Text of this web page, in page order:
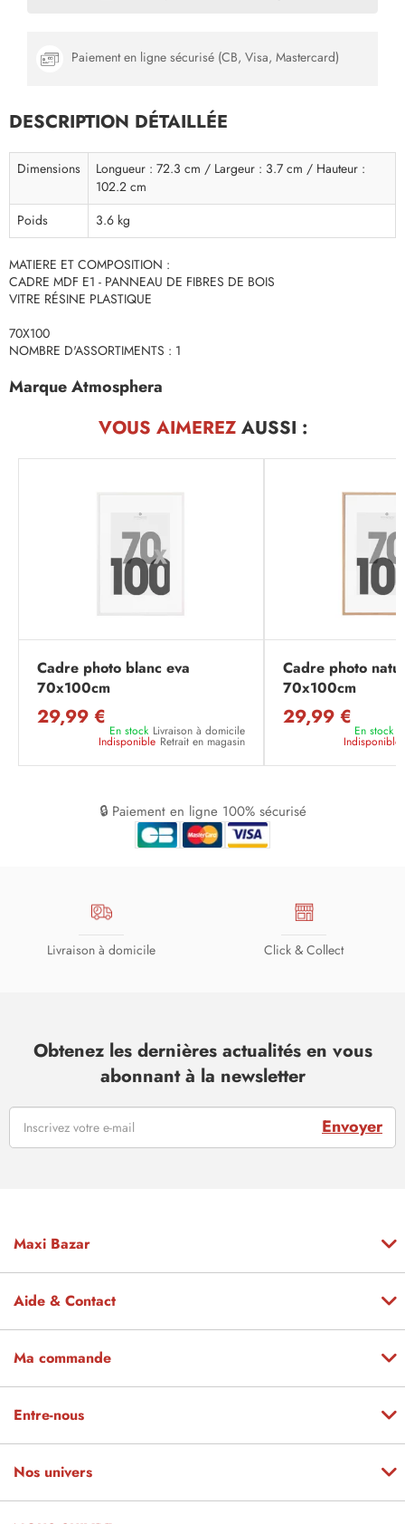
Paiement en ligne sécurisé (CB, Visa, Mastercard)
DESCRIPTION DÉTAILLÉE
Dimensions
Longueur : 72.3 cm / Largeur : 3.7 cm / Hauteur :
102.2 cm
Poids
3.6 kg
MATIERE ET COMPOSITION :
CADRE MDF E1 - PANNEAU DE FIBRES DE BOIS
VITRE RÉSINE PLASTIQUE
70X100
NOMBRE D'ASSORTIMENTS : 1
Marque Atmosphera
VOUS AIMEREZAUSSI :
Cadre photo blanc eva
70x100cm
29,99 €
En stock Livraison à domicile
Indisponible Retrait en magasin
Cadre photo
70x100cm
29,99 €
En stock
Indisponible
🔒 Paiement en ligne 100% sécurisé
Livraison à domicile Click & Collect
Obtenez les dernières actualités en vous
abonnant à la newsletter
Envoyer
Maxi Bazar
Aide & Contact
Ma commande
Entre-nous
Nos univers